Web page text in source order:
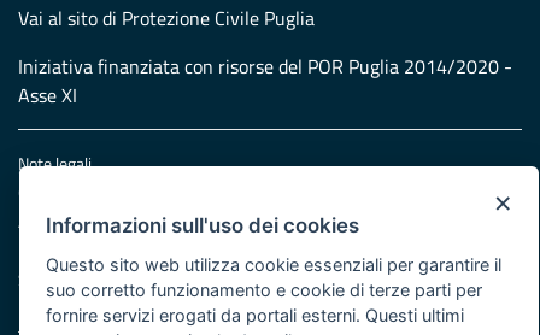
Vai al sito di Protezione Civile Puglia
Iniziativa finanziata con risorse del POR Puglia 2014/2020 -
Asse XI
Note legali
Cookie e privacy
Atti di notifica
Servizi Intranet
×
Informazioni sull'uso dei cookies
Questo sito web utilizza cookie essenziali per garantire il
suo corretto funzionamento e cookie di terze parti per
fornire servizi erogati da portali esterni. Questi ultimi